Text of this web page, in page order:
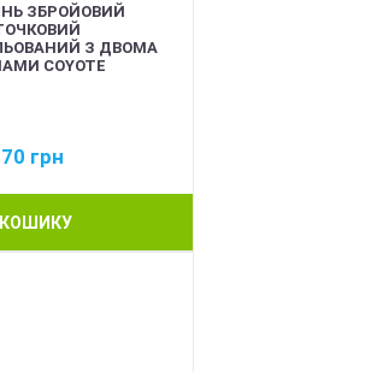
ЗБРОЙОВИЙ
З ДВОМА
COYOTE
грн